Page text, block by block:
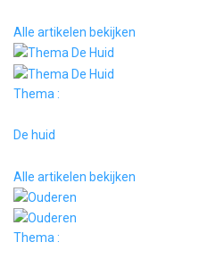
Alle artikelen bekijken
Thema :
De huid
Alle artikelen bekijken
Thema :